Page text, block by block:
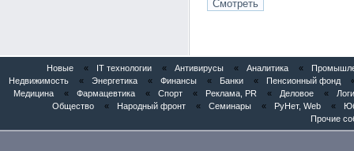
Новые « IT технологии « Антивирусы « Аналитика «
Недвижимость
« Энергетика « Финансы « Банки « Пенсионный фонд
Медицина
« Фармацевтика « Спорт « Реклама, PR « Деловое «
Общество
« Народный фронт « Семинары « РуНет, Web «
Прочие